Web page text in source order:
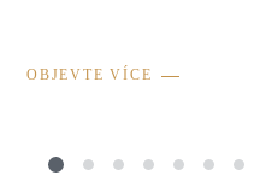
OBJEVTE VÍCE